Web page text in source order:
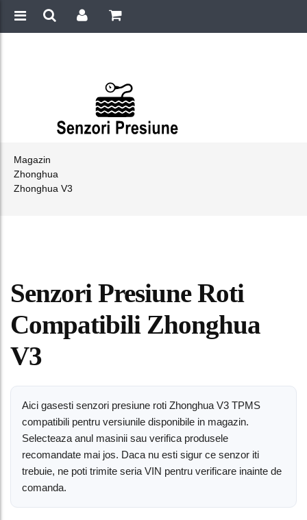
Magazin
Zhonghua
Zhonghua V3
Senzori Presiune Roti
Compatibili Zhonghua
V3
Aici gasesti senzori presiune roti Zhonghua V3 TPMS
compatibili pentru versiunile disponibile in magazin.
Selecteaza anul masinii sau verifica produsele
recomandate mai jos. Daca nu esti sigur ce senzor iti
trebuie, ne poti trimite seria VIN pentru verificare inainte de
comanda.